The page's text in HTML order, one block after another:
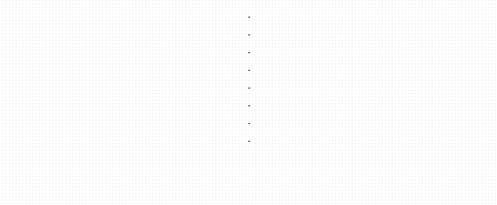
.
.
.
.
.
.
.
.